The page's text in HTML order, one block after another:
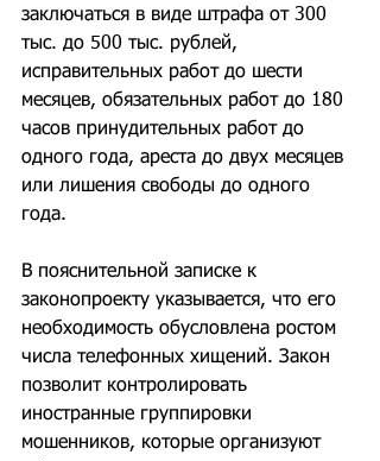
заключаться в виде штрафа от 300
тыс. до 500 тыс. рублей,
исправительных работ до шести
месяцев, обязательных работ до 180
часов принудительных работ до
одного года, ареста до двух месяцев
или лишения свободы до одного
года.
В пояснительной записке к
законопроекту указывается, что его
необходимость обусловлена ростом
числа телефонных хищений. Закон
позволит контролировать
иностранные группировки
мошенников, которые организуют